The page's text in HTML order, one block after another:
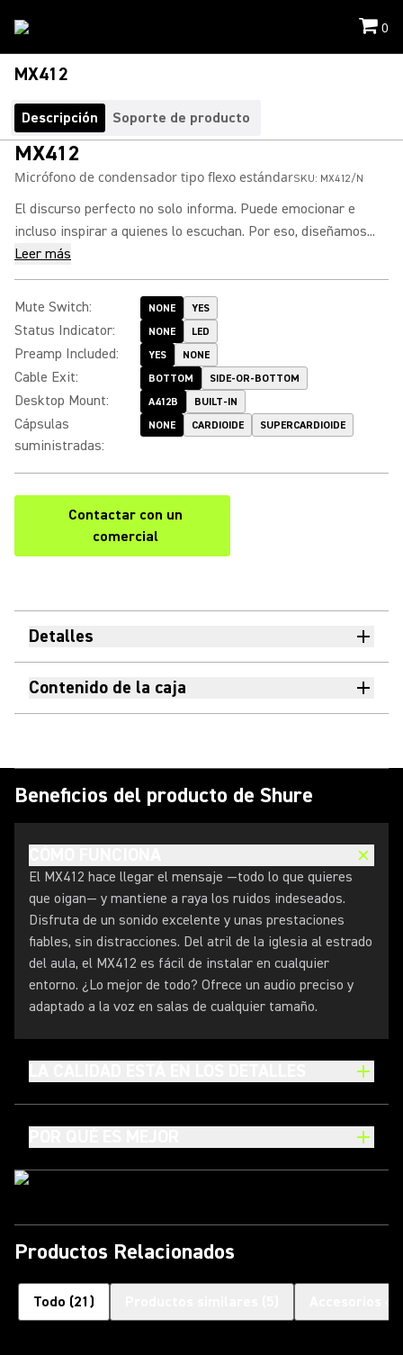
0
MX412
Descripción Soporte de producto
MX412
Micrófono de condensador tipo flexo estándarSKU: MX412/N
El discurso perfecto no solo informa. Puede emocionar e
incluso inspirar a quienes lo escuchan. Por eso, diseñamos...
Leer más
Mute Switch: NONE YES
Status Indicator: NONE LED
Preamp Included: YES NONE
Cable Exit: BOTTOM SIDE-OR-BOTTOM
Desktop Mount: A412B BUILT-IN
Cápsulas
suministradas:
NONE CARDIOIDE SUPERCARDIOIDE
Contactar con un
comercial
Detalles
Contenido de la caja
Beneficios del producto de Shure
El MX412 hace llegar el mensaje —todo lo que quieres
que oigan— y mantiene a raya los ruidos indeseados.
Disfruta de un sonido excelente y unas prestaciones
fiables, sin distracciones. Del atril de la iglesia al estrado
del aula, el MX412 es fácil de instalar en cualquier
entorno. ¿Lo mejor de todo? Ofrece un audio preciso y
adaptado a la voz en salas de cualquier tamaño.
Productos Relacionados
Todo (21 )